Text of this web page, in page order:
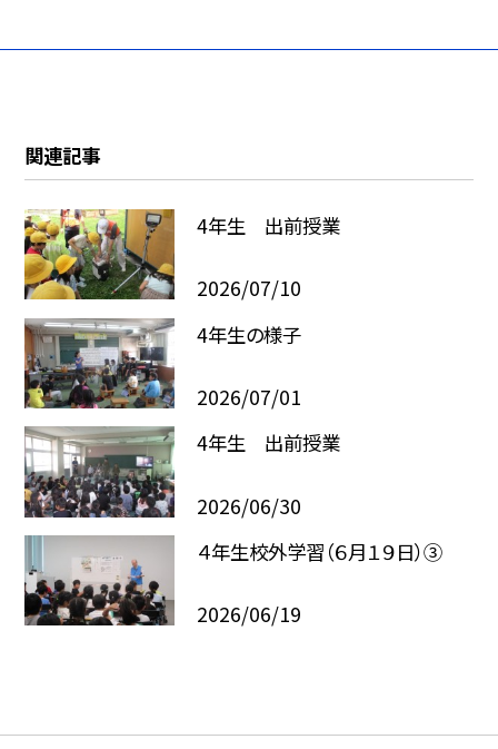
関連記事
4年生 出前授業
2026/07/10
4年生の様子
2026/07/01
4年生 出前授業
2026/06/30
４年生校外学習（６月１９日）③
2026/06/19